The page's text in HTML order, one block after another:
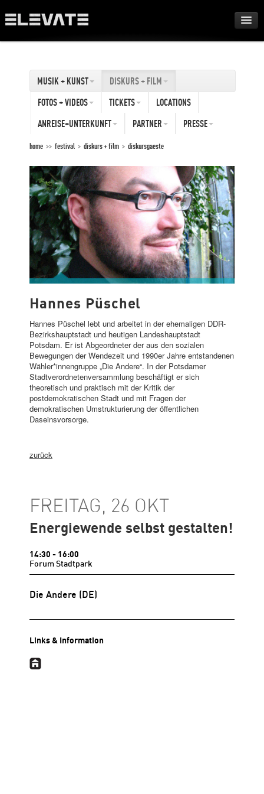
AWARDS
ABOUT
MUSIK + KUNST
DISKURS + FILM
FOTOS + VIDEOS
TICKETS
LOCATIONS
ANREISE+UNTERKUNFT
PARTNER PRESSE
home >> festival > diskurs + film > diskursgaeste
Hannes Püschel
Hannes Püschel lebt und arbeitet in der ehemaligen DDR-
Bezirkshauptstadt und heutigen Landeshauptstadt
Potsdam. Er ist Abgeordneter der aus den sozialen
Bewegungen der Wendezeit und 1990er Jahre entstandenen
Wähler*innengruppe „Die Andere“. In der Potsdamer
Stadtverordnetenversammlung beschäftigt er sich
theoretisch und praktisch mit der Kritik der
postdemokratischen Stadt und mit Fragen der
demokratischen Umstrukturierung der öffentlichen
Daseinsvorsorge.
zurück
FREITAG, 26 OKT
Energiewende selbst gestalten!
14:30 - 16:00
Forum Stadtpark
Die Andere (DE)
Links & Information